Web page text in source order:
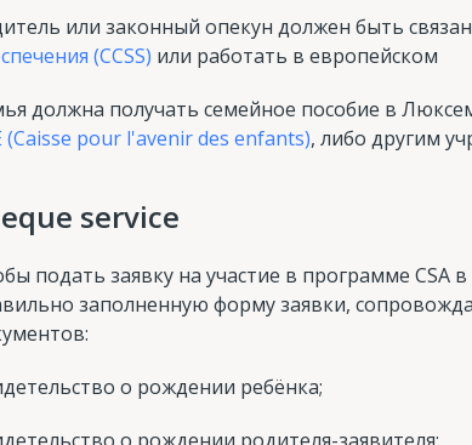
или законный опекун должен быть
(CCSS) или работать в европейском
должна получать семейное пособие в
(Caisse pour l'avenir des enfants), либо другим
service
подать заявку на участие в программе CSA
заполненную форму заявки,
о рождении ребёнка;